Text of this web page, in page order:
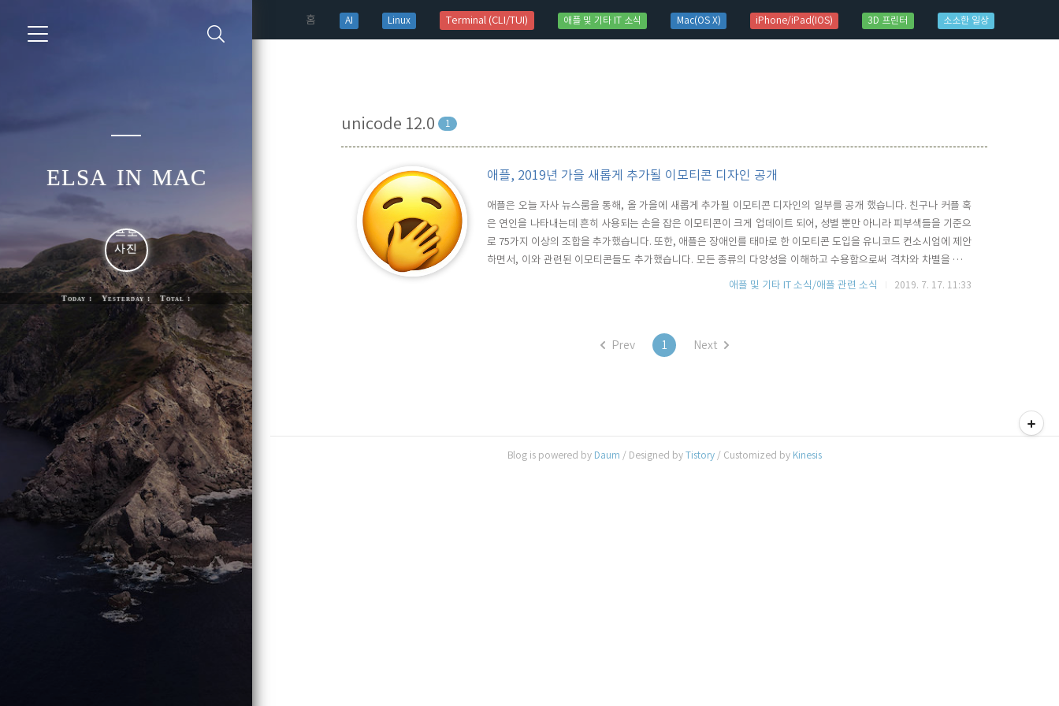
홈(current)
AI Linux Terminal (CLI/TUI) 애플 및 기타 IT 소식 Mac(OS X) iPhone/iPad(IOS) 3D 프린터 소소한 일상
elsa in mac
Today : Yesterday : Total :
unicode 12.0 1
애플, 2019년 가을 새롭게 추가될 이모티콘 디자인 공개
애플은 오늘 자사 뉴스룸을 통해, 올 가을에 새롭게 추가될 이모티콘 디자인의 일부를 공개 했습니다. 친구나 커플 혹
은 연인을 나타내는데 흔히 사용되는 손을 잡은 이모티콘이 크게 업데이트 되어, 성별 뿐만 아니라 피부색들을 기준으
로 75가지 이상의 조합을 추가했습니다. 또한, 애플은 장애인를 태마로 한 이모티콘 도입을 유니코드 컨소시엄에 제안
하면서, 이와 관련된 이모티콘들도 추가했습니다. 모든 종류의 다양성을 이해하고 수용함으로써 격차와 차별을 줄이
려는 애플의 노력이 엿보 입니다. 이 외에도 동물, 음식, 의복, 엔터테인 등 다양한 카테고리 영역에서 새롭게 디지인된
애플 및 기타 IT 소식/애플 관련 소식 2019. 7. 17. 11:33
Prev 1 Next
Blog is powered by Daum / Designed by Tistory/ Customized by Kinesis